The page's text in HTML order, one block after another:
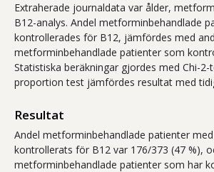
Extraherade journaldata var ålder,
B12-analys. Andel metforminbehandlade
kontrollerades för B12, jämfördes med
metforminbehandlade patienter som
Statistiska beräkningar gjordes med Chi-2-
proportion test jämfördes resultat med
Resultat
Andel metforminbehandlade patienter
kontrollerats för B12 var 176/373 (47 %),
metforminbehandlade patienter som har